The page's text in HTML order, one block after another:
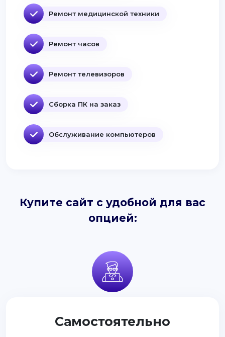
Ремонт медицинской техники
Ремонт часов
Ремонт телевизоров
Сборка ПК на заказ
Обслуживание компьютеров
Купите сайт с удобной для вас
опцией:
Самостоятельно